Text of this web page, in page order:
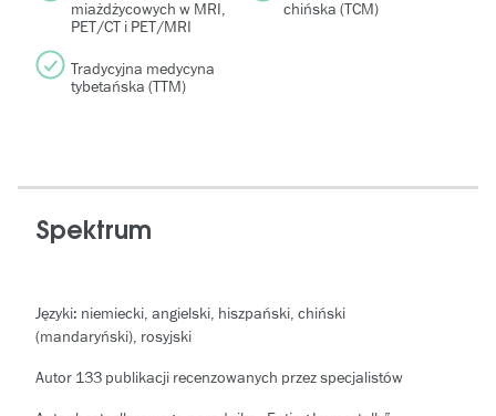
miażdżycowych w MRI,
PET/CT i PET/MRI
chińska (TCM)
Tradycyjna medycyna
tybetańska (TTM)
Spektrum
Języki: niemiecki, angielski, hiszpański, chiński
(mandaryński), rosyjski
Autor 133 publikacji recenzowanych przez specjalistów